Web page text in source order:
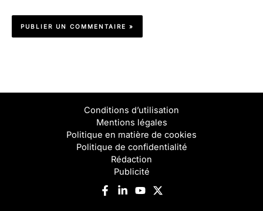
Conditions d’utilisation
Mentions légales
Politique en matière de cookies
Politique de confidentialité
Rédaction
Publicité